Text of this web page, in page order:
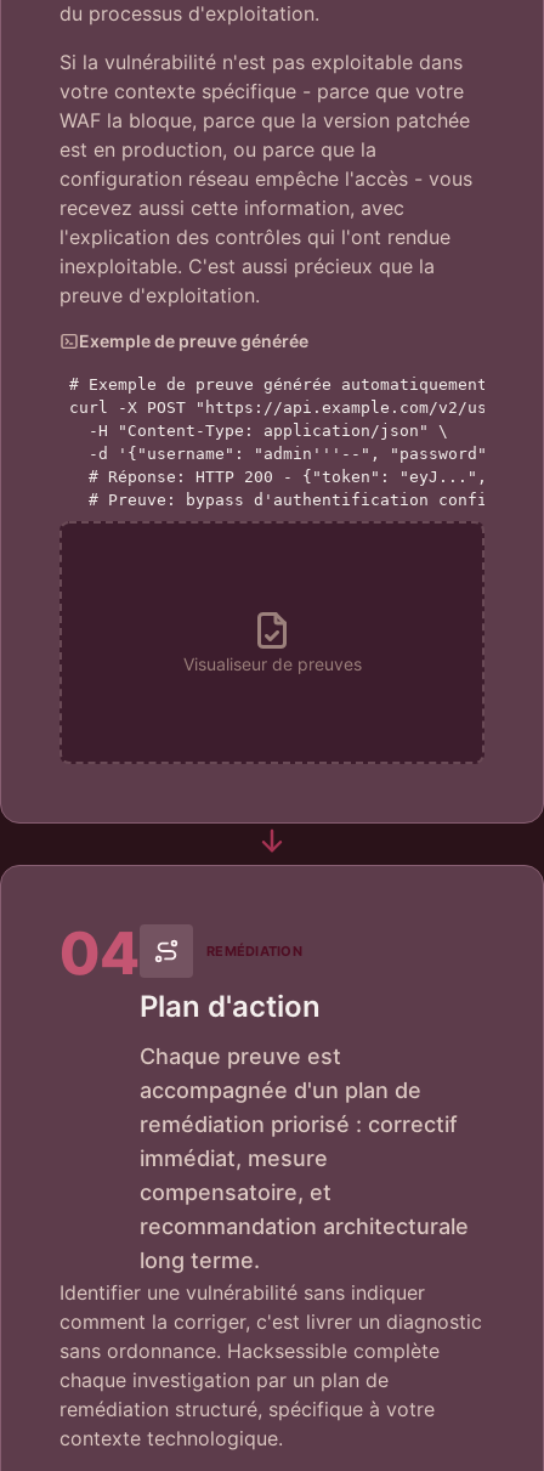
du processus d'exploitation.
Si la vulnérabilité n'est pas exploitable dans
votre contexte spécifique - parce que votre
WAF la bloque, parce que la version patchée
est en production, ou parce que la
configuration réseau empêche l'accès - vous
recevez aussi cette information, avec
l'explication des contrôles qui l'ont rendue
inexploitable. C'est aussi précieux que la
preuve d'exploitation.
Exemple de preuve générée
# Exemple de preuve générée automatiquement
curl -X POST "https://api.example.com/v2/users" \
  -H "Content-Type: application/json" \
-d '{"username": "admin'''--", "password":
# Réponse: HTTP 200 - {"token": "eyJ...",
  # Preuve: bypass d'authentification confirmé
Visualiseur de preuves
04 REMÉDIATION
Plan d'action
Chaque preuve est
accompagnée d'un plan de
remédiation priorisé : correctif
immédiat, mesure
compensatoire, et
recommandation architecturale
long terme.
Identifier une vulnérabilité sans indiquer
comment la corriger, c'est livrer un diagnostic
sans ordonnance. Hacksessible complète
chaque investigation par un plan de
remédiation structuré, spécifique à votre
contexte technologique.